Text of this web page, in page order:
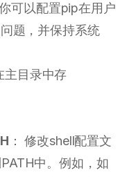
可以配置pip在用户
题，并保持系统
主目录中存
： 修改shell配置文
中。例如，如